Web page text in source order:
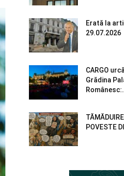
Erată la
29.07.2026
CARGO
Grădina
POVESTE